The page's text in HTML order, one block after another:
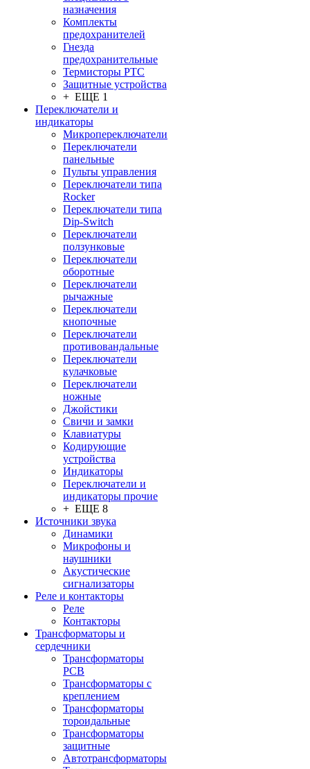
назначения
Комплекты
предохранителей
Гнезда
предохранительные
Термисторы PTC
Защитные устройства
+ ЕЩЕ 1
Переключатели и
индикаторы
Микропереключатели
Переключатели
панельные
Пульты управления
Переключатели типа
Rocker
Переключатели типа
Dip-Switch
Переключатели
ползунковые
Переключатели
оборотные
Переключатели
рычажные
Переключатели
кнопочные
Переключатели
противовандальные
Переключатели
кулачковые
Переключатели
ножные
Джойстики
Свичи и замки
Клавиатуры
Кодирующие
устройства
Индикаторы
Переключатели и
индикаторы прочие
+ ЕЩЕ 8
Источники звука
Динамики
Микрофоны и
наушники
Акустические
сигнализаторы
Реле и контакторы
Реле
Контакторы
Трансформаторы и
сердечники
Трансформаторы
PCB
Трансформаторы с
креплением
Трансформаторы
тороидальные
Трансформаторы
защитные
Автотрансформаторы